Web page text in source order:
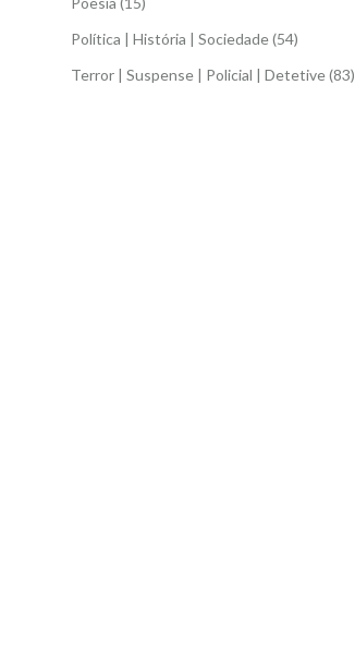
Política | História | Sociedade(54)
Terror | Suspense | Policial | Detetive(83)